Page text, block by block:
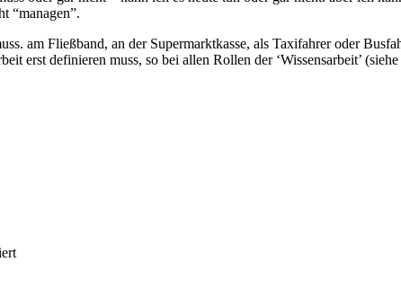
“managen”.
am Fließband, an der Supermarktkasse, als Taxifahrer oder
definieren muss, so bei allen Rollen der ‘Wissensarbeit’